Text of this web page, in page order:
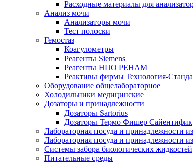
Расходные материалы для
Анализ мочи
Анализаторы мочи
Тест полоски
Гемостаз
Коагулометры
Реагенты Siemens
Реагенты НПО РЕНАМ
Реактивы фирмы Технология-
Оборудование общелабораторное
Холодильники медицинские
Дозаторы и принадлежности
Дозаторы Sartorius
Дозаторы Термо Фишер Сайентифик
Лабораторная посуда и принадлежности
Лабораторная посуда и принадлежности
Системы забора биологических жидкостей
Питательные среды